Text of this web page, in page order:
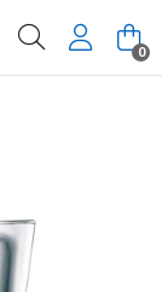
Buscar 0